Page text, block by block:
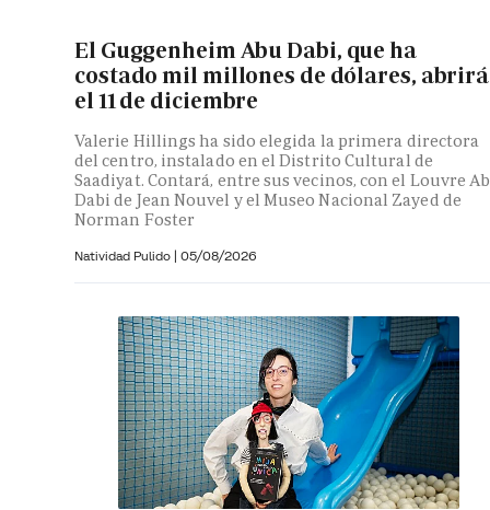
El Guggenheim Abu Dabi, que ha
costado mil millones de dólares, abrirá
el 11 de diciembre
Valerie Hillings ha sido elegida la primera directora
del centro, instalado en el Distrito Cultural de
Saadiyat. Contará, entre sus vecinos, con el Louvre
Dabi de Jean Nouvel y el Museo Nacional Zayed de
Norman Foster
Natividad Pulido | 05/08/2026